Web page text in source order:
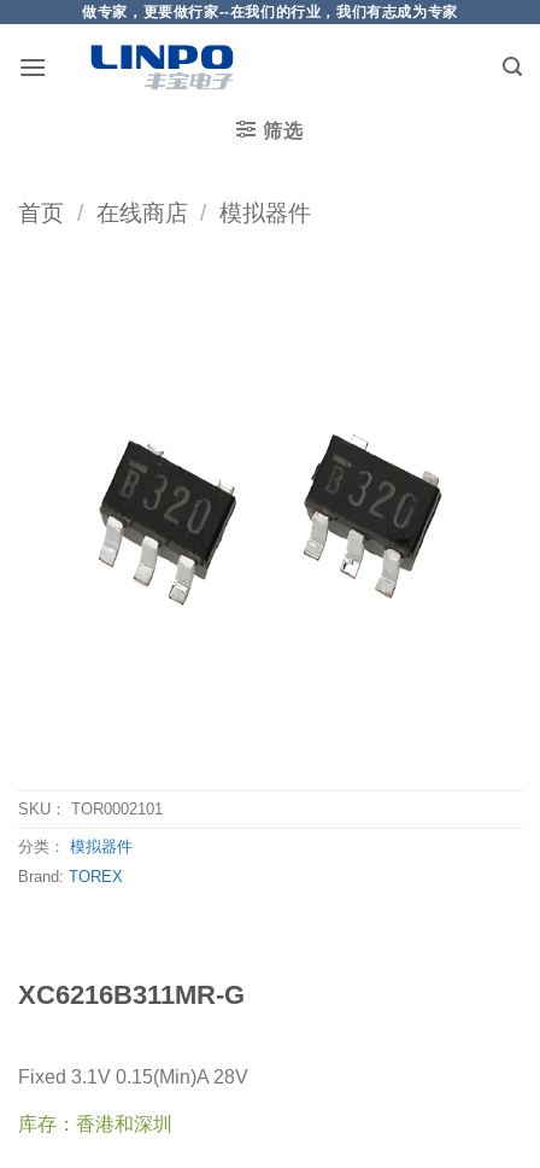
做专家，更要做行家--在我们的行业，我们有志成为专家
筛选
首页 / 在线商店 / 模拟器件
SKU： TOR0002101
分类： 模拟器件
Brand: TOREX
XC6216B311MR-G
Fixed 3.1V 0.15(Min)A 28V
库存：香港和深圳